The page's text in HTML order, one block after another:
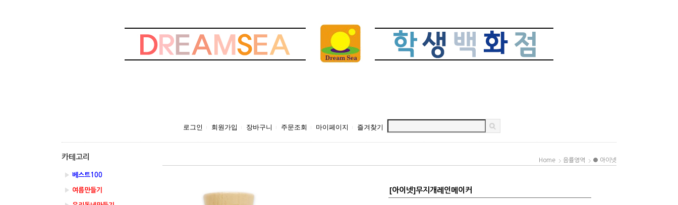
로그인 회원가입 장바구니 주문조회 마이페이지 즐겨찾기
카테고리
▶ 베스트100
▶ 여름만들기
Home 음률영역 ● 아이넷
[아이넷]무지개레인메이커